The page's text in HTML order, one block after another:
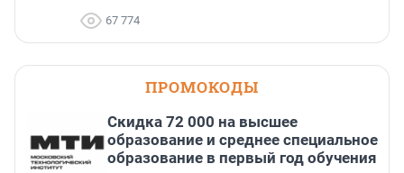
67 774
ПРОМОКОДЫ
Скидка 72 000 на высшее
образование и среднее специальное
образование в первый год обучения